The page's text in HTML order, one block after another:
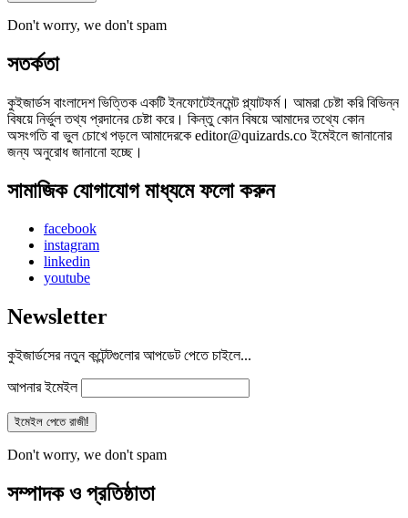
Don't worry, we don't spam
সতর্কতা
কুইজার্ডস বাংলাদেশ ভিত্তিক একটি ইনফোটেইনমেন্ট প্ল্যাটফর্ম। আমরা চেষ্টা করি বিভিন্ন
বিষয়ে নির্ভুল তথ্য প্রদানের চেষ্টা করে। কিন্তু কোন বিষয়ে আমাদের তথ্যে কোন
অসংগতি বা ভুল চোখে পড়লে আমাদেরকে editor@quizards.co ইমেইলে জানানোর
জন্য অনুরোধ জানানো হচ্ছে।
সামাজিক যোগাযোগ মাধ্যমে ফলো করুন
facebook
instagram
linkedin
youtube
Newsletter
কুইজার্ডসের নতুন কন্টেন্টগুলোর আপডেট পেতে চাইলে...
আপনার ইমেইল
Don't worry, we don't spam
সম্পাদক ও প্রতিষ্ঠাতা